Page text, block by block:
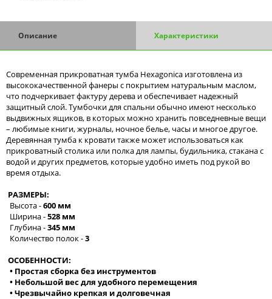
Описание Характеристики
Современная прикроватная тумба Hexagonica изготовлена из
высококачественной фанеры с покрытием натуральным маслом,
что подчеркивает фактуру дерева и обеспечивает надежный
защитный слой. Тумбочки для спальни обычно имеют несколько
выдвижных ящиков, в которых можно хранить повседневные вещи
– любимые книги, журналы, ночное белье, часы и многое другое.
Деревянная тумба к кровати также может использоваться как
прикроватный столика или полка для лампы, будильника, стакана с
водой и других предметов, которые удобно иметь под рукой во
время отдыха.
РАЗМЕРЫ:
Высота -600 мм
Ширина -528 мм
Глубина -345 мм
Количество полок -3
ОСОБЕННОСТИ:
• Простая сборка без инструментов
• Небольшой вес для удобного перемещения
• Чрезвычайно крепкая и долговечная